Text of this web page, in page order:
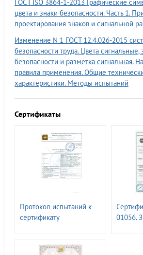
ГОСТ ISО 3864-1-2013 Графические
цвета и знаки безопасности. Часть 1.
проектирования знаков и сигнальной
Изменение N 1 ГОСТ 12.4.026-2015
безопасности труда. Цвета сигнальные,
безопасности и разметка сигнальная.
правила применения. Общие
характеристики. Методы испытаний
Сертификаты
Протокол испытаний к
сертификату
применением
01056.